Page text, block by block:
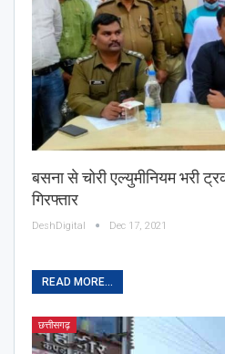
बसना से चोरी एल्युमीनियम भरी
गिरफ्तार
DeshDigital Dec 17, 2021
READ MORE...
छत्तीसगढ़